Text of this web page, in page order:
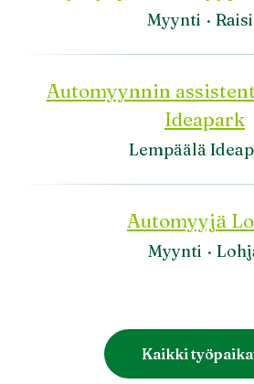
Myynti ·
Automyynnin
Ideapark
Lempäälä
Automyyjä
Myynti ·
Kaikki